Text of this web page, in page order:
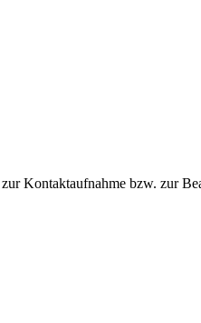
Kontaktaufnahme bzw. zur